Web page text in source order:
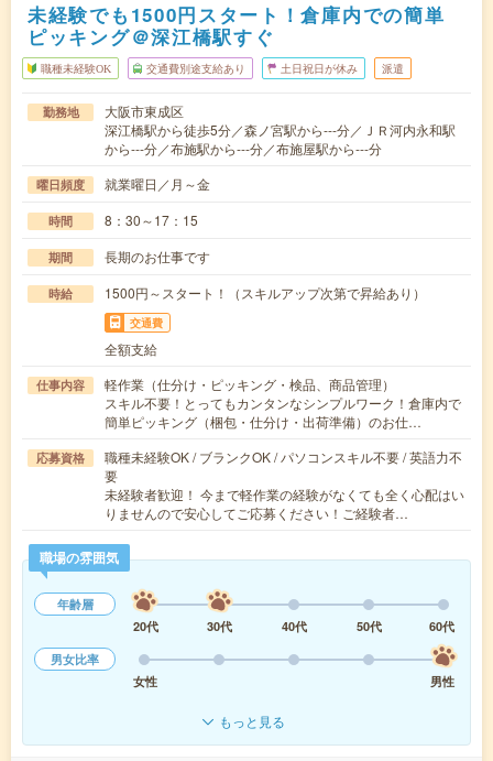
未経験でも1500円スタート！倉庫内での簡単
ピッキング＠深江橋駅すぐ
職種未経験OK 交通費別途支給あり 土日祝日が休み 派遣
勤務地
大阪市東成区
深江橋駅から徒歩5分／森ノ宮駅から---分／ＪＲ河内永和駅
から---分／布施駅から---分／布施屋駅から---分
曜日頻度 就業曜日／月～金
時間 8：30～17：15
期間 長期のお仕事です
時給 1500円～スタート！（スキルアップ次第で昇給あり）
交通費
全額支給
仕事内容
軽作業（仕分け・ピッキング・検品、商品管理）
スキル不要！とってもカンタンなシンプルワーク！倉庫内で
簡単ピッキング（梱包・仕分け・出荷準備）のお仕…
応募資格
職種未経験OK / ブランクOK / パソコンスキル不要 / 英語力不
要
未経験者歓迎！ 今まで軽作業の経験がなくても全く心配はい
りませんので安心してご応募ください！ご経験者…
職場の雰囲気
年齢層
20代
30代 40代 50代
60代
男女比率
女性
男性
もっと見る